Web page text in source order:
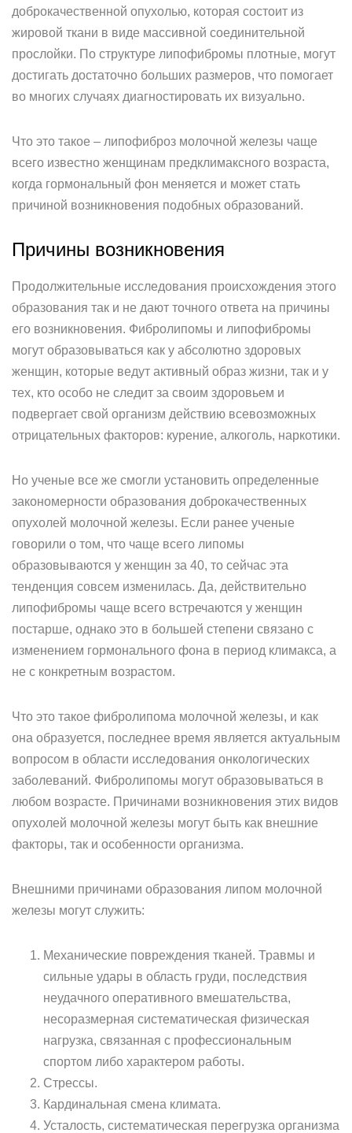
доброкачественной опухолью, которая состоит из
жировой ткани в виде массивной соединительной
прослойки. По структуре липофибромы плотные, могут
достигать достаточно больших размеров, что помогает
во многих случаях диагностировать их визуально.
Что это такое – липофиброз молочной железы чаще
всего известно женщинам предклимаксного возраста,
когда гормональный фон меняется и может стать
причиной возникновения подобных образований.
Причины возникновения
Продолжительные исследования происхождения этого
образования так и не дают точного ответа на причины
его возникновения. Фибролипомы и липофибромы
могут образовываться как у абсолютно здоровых
женщин, которые ведут активный образ жизни, так и у
тех, кто особо не следит за своим здоровьем и
подвергает свой организм действию всевозможных
отрицательных факторов: курение, алкоголь, наркотики.
Но ученые все же смогли установить определенные
закономерности образования доброкачественных
опухолей молочной железы. Если ранее ученые
говорили о том, что чаще всего липомы
образовываются у женщин за 40, то сейчас эта
тенденция совсем изменилась. Да, действительно
липофибромы чаще всего встречаются у женщин
постарше, однако это в большей степени связано с
изменением гормонального фона в период климакса, а
не с конкретным возрастом.
Что это такое фибролипома молочной железы, и как
она образуется, последнее время является актуальным
вопросом в области исследования онкологических
заболеваний. Фибролипомы могут образовываться в
любом возрасте. Причинами возникновения этих видов
опухолей молочной железы могут быть как внешние
факторы, так и особенности организма.
Внешними причинами образования липом молочной
железы могут служить:
Механические повреждения тканей. Травмы и
сильные удары в область груди, последствия
неудачного оперативного вмешательства,
несоразмерная систематическая физическая
нагрузка, связанная с профессиональным
спортом либо характером работы.
Стрессы.
Кардинальная смена климата.
Усталость, систематическая перегрузка организма